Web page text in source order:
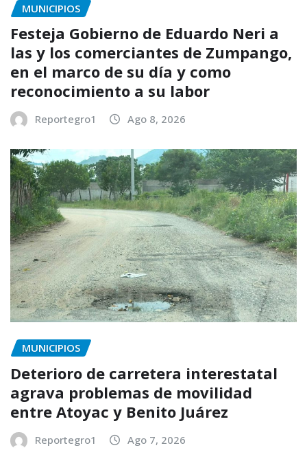
MUNICIPIOS
Festeja Gobierno de Eduardo Neri a
las y los comerciantes de Zumpango,
en el marco de su día y como
reconocimiento a su labor
Reportegro1 Ago 8, 2026
MUNICIPIOS
Deterioro de carretera interestatal
agrava problemas de movilidad
entre Atoyac y Benito Juárez
Reportegro1 Ago 7, 2026